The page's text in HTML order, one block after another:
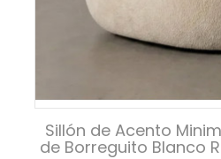
Sillón de Acento
de Borreguito Blanco